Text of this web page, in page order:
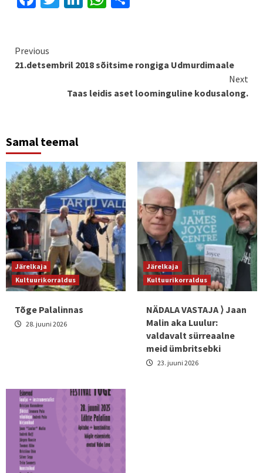
Continue
Reading
Previous
21.detsembril 2018 sõitsime rongiga Udmurdimaale
Next
Taas leidis aset loominguline kodusalong.
Samal teemal
Järelkaja
Kultuurikorraldus
Tõge Palalinnas
28. juuni 2026
Järelkaja
Kultuurikorraldus
NÄDALA VASTAJA ⟩ Jaan
Malin aka Luulur:
valdavalt sürreaalne
meid ümbritsebki
23. juuni 2026